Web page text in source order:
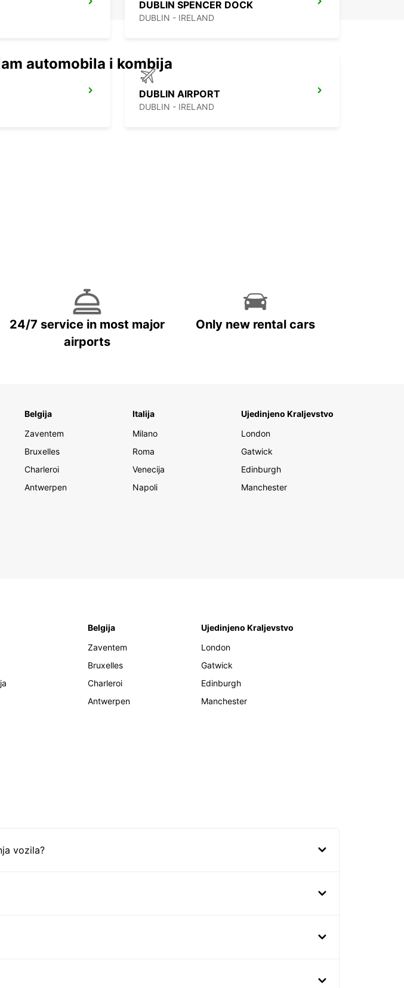
DUBLIN SPENCER DOCK
DUBLIN - IRELAND
DUBLIN AIRPORT
DUBLIN - IRELAND
automobila i kombija
24/7 service in most major
airports
Only new rental cars
Belgija
Zaventem
Bruxelles
Charleroi
Antwerpen
Italija
Milano
Roma
Venecija
Napoli
Ujedinjeno Kraljevstvo
London
Gatwick
Edinburgh
Manchester
Belgija
Zaventem
Bruxelles
Charleroi
Antwerpen
Ujedinjeno Kraljevstvo
London
Gatwick
Edinburgh
Manchester
vozila?